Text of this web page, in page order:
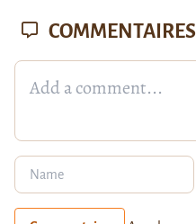
COMMENTAIRES